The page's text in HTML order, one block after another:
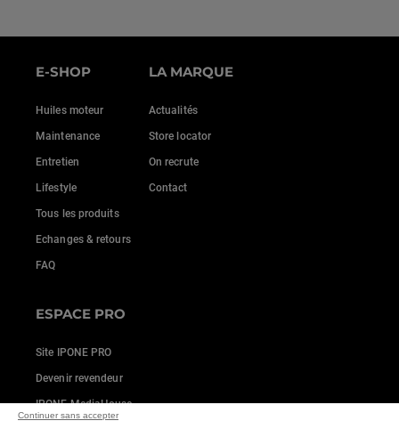
Continuer sans accepter
E-SHOP
Huiles moteur
Maintenance
Entretien
Lifestyle
Tous les produits
Echanges & retours
FAQ
LA MARQUE
Actualités
Store locator
On recrute
Contact
ESPACE PRO
Site IPONE PRO
Devenir revendeur
IPONE MediaHouse